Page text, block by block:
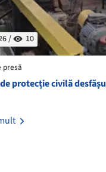
/ 10
presă
protecție civilă